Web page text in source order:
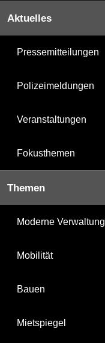
Aktuelles
Pressemitteilungen
Polizeimeldungen
Veranstaltungen
Fokusthemen
Themen
Moderne Verwaltung
Mobilität
Bauen
Mietspiegel